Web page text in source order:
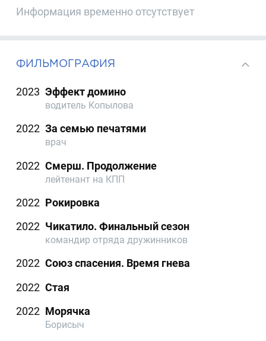
Информация временно отсутствует
ФИЛЬМОГРАФИЯ
2023 Эффект домино
водитель Копылова
2022 За семью печатями
врач
2022 Смерш. Продолжение
лейтенант на КПП
2022 Рокировка
2022 Чикатило. Финальный сезон
командир отряда дружинников
2022 Союз спасения. Время гнева
2022 Стая
2022 Морячка
Борисыч